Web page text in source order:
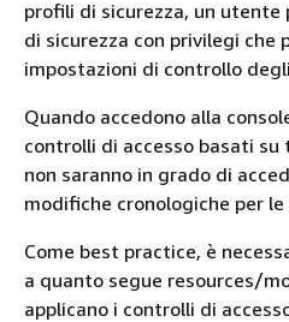
profili di sicurezza, un
di sicurezza con privilegi che
impostazioni di controllo
Quando accedono alla
controlli di accesso basati
non saranno in grado di
modifiche cronologiche per
Come best practice, è
a quanto segue resources/
applicano i controlli di